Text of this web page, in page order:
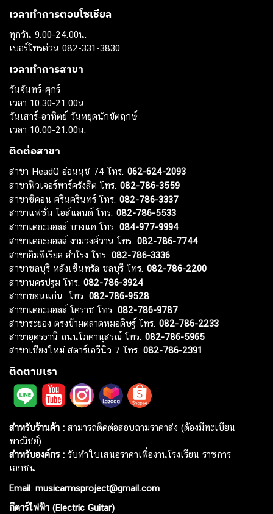
เวลาทำการตอบโซเชียล
ทุกวัน 9.00-24.00น.
เบอร์โทรด่วน 082-331-3830
เวลาทำการสาขา
วันจันทร์-ศุกร์
เวลา 10.30-21.00น.
วันเสาร์-อาทิตย์ วันหยุดนักขัตฤกษ์
เวลา 10.00-21.00น.
ติดต่อสาขา
สาขา HeadQ อ่อนนุช 74 โทร. 062-624-2093
สาขาฟิวเจอร์พาร์ครังสิต โทร. 082-786-3559
สาขาซีคอน ศรีนครินทร์ โทร. 082-786-3337
สาขาแฟชั่น ไอส์แลนด์ โทร. 082-786-5533
สาขาเดอะมอลล์ บางแค โทร. 084-977-9994
สาขาเดอะมอลล์ งามวงศ์วาน โทร. 082-786-7744
สาขาอิมพีเรียล สำโรง โทร. 082-786-3336
สาขาชลบุรี หลังเซ็นทรัล ชลบุรี โทร. 082-786-2200
สาขานครปฐม โทร. 082-786-3924
สาขาขอนแก่น โทร. 082-786-9528
สาขาเดอะมอลล์ โคราช โทร. 082-786-9787
สาขาระยอง ตรงข้ามตลาดหมอดิษฐ์ โทร. 082-786-2233
สาขาอุดรธานี ถนนโภคานุสรณ์ โทร. 082-786-5965
สาขาเชียงใหม่ สตาร์เอวีนิว 7 โทร. 082-786-2391
ติดตามเรา
สำหรับร้านค้า : สามารถติดต่อสอบถามราคาส่ง (ต้องมีทะเบียน
พาณิชย์)
สำหรับองค์กร : รับทำใบเสนอราคาเพื่องานโรงเรียน ราชการ
เอกชน
Email: musicarmsproject@gmail.com
กีตาร์ไฟฟ้า (Electric Guitar)